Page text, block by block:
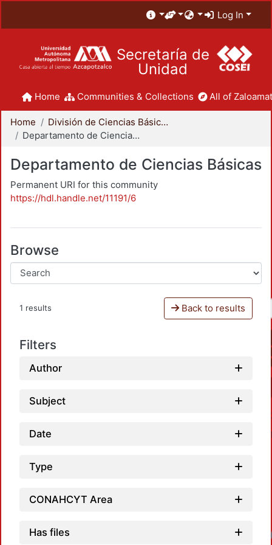
Log In
Secretaría de
Unidad
Home Communities & Collections All of
Home
División de Ciencias Básicas e Ingeniería
Departamento de Ciencias Básicas
Departamento de Ciencias Básicas
Permanent URI for this community
https://hdl.handle.net/11191/6
Browse
1 results Back to results
Filters
Author
Subject
Date
Type
CONAHCYT Area
Has files